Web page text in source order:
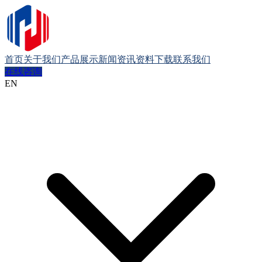
首页关于我们产品展示新闻资讯资料下载联系我们
在线咨询
EN